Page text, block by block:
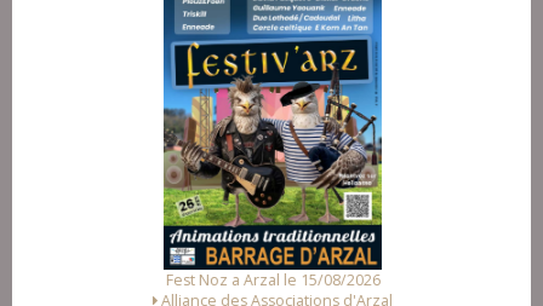
Fest Noz a Arzal le 15/08/2026
Alliance des Associations d'Arzal